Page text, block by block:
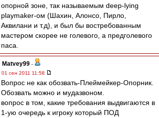
опорной зоне, так называемым deep-lying
playmaker-ом (Шахин, Алонсо, Пирло,
Аквилани и т.д), и был бы востребованным
мастером скорее не голевого, а предголевого
паса.
Matvey99 -
01 сен 2011 11:58
Вопрос не как обозвать-Плеймейкер-Опорник.
Обозвать можно и мудазвоном.
вопрос в том, какие требования выдвигаются в
1-ую очередь к игроку который ПОД